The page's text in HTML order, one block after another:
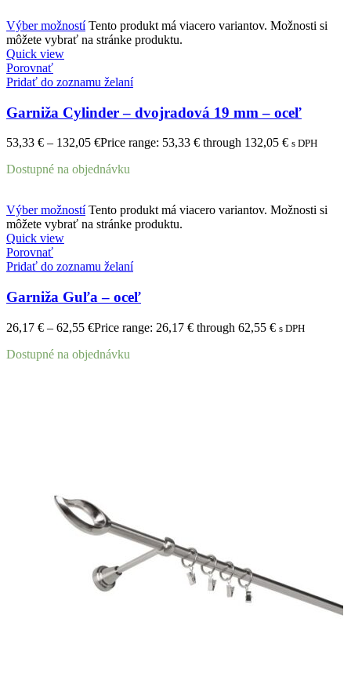
Výber možností Tento produkt má viacero variantov. Možnosti si
môžete vybrať na stránke produktu.
Quick view
Porovnať
Pridať do zoznamu želaní
Garniža Cylinder – dvojradová 19 mm – oceľ
53,33 € – 132,05 €Price range: 53,33 € through 132,05 € s DPH
Dostupné na objednávku
Výber možností Tento produkt má viacero variantov. Možnosti si
môžete vybrať na stránke produktu.
Quick view
Porovnať
Pridať do zoznamu želaní
Garniža Guľa – oceľ
26,17 € – 62,55 €Price range: 26,17 € through 62,55 € s DPH
Dostupné na objednávku